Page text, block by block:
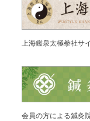
上海鑑泉太極拳社サ
会員の方による鍼灸